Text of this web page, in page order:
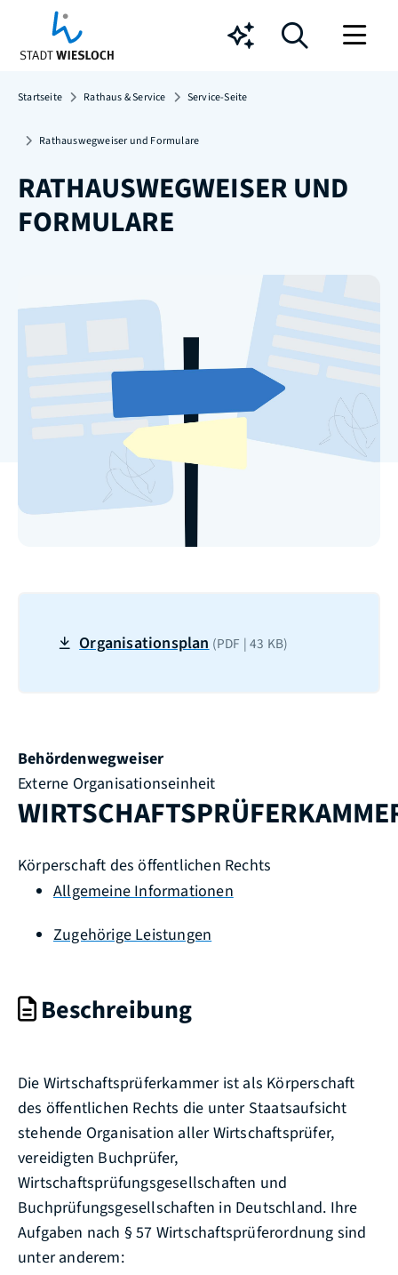
Chatbot
Startseite Rathaus & Service Service-Seite
Rathauswegweiser und Formulare
RATHAUSWEGWEISER UND
FORMULARE
Organisationsplan(PDF | 43 KB)
Behördenwegweiser
Externe Organisationseinheit
Körperschaft des öffentlichen Rechts
Allgemeine Informationen
Zugehörige Leistungen
Beschreibung
Die Wirtschaftsprüferkammer ist als Körperschaft
des öffentlichen Rechts die unter Staatsaufsicht
stehende Organisation aller Wirtschaftsprüfer,
vereidigten Buchprüfer,
Wirtschaftsprüfungsgesellschaften und
Buchprüfungsgesellschaften in Deutschland. Ihre
Aufgaben nach § 57 Wirtschaftsprüferordnung sind
unter anderem: